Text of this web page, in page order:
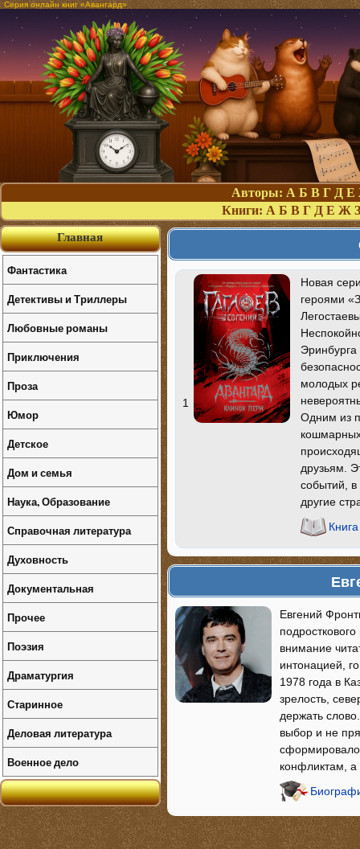
Серия онлайн книг «Авангард»
Авторы: А Б В Г Д Е
Книги: А Б В Г Д Е Ж З
1
Новая
героями
Эринбурга
молодых
Одним из
друзьям.
событий,
другие
Евгений
внимание
интонацией,
1978 года в
зрелость,
держать
выбор и не
сформировало
конфликтам,
Главная
Фантастика
Детективы и Триллеры
Любовные романы
Приключения
Проза
Юмор
Детское
Дом и семья
Наука, Образование
Справочная литература
Духовность
Документальная
Прочее
Поэзия
Драматургия
Старинное
Деловая литература
Военное дело